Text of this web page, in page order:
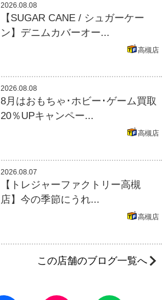
2026.08.08
【SUGAR CANE / シュガーケー
ン】デニムカバーオー...
高槻店
2026.08.08
8月はおもちゃ･ホビー･ゲーム買取
20％UPキャンペー...
高槻店
2026.08.07
【トレジャーファクトリー高槻
店】今の季節にうれ...
高槻店
この店舗のブログ一覧へ